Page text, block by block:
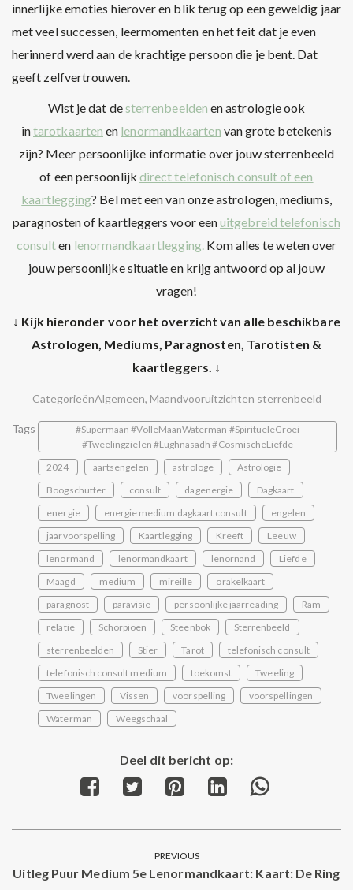
innerlijke emoties hierover en blik terug op een geweldig jaar
met veel successen, leermomenten en het feit dat je even
herinnerd werd aan de krachtige persoon die je bent. Dat
geeft zelfvertrouwen.
Wist je dat de sterrenbeelden en astrologie ook
intarotkaarten en lenormandkaarten van grote betekenis
zijn? Meer persoonlijke informatie over jouw sterrenbeeld
of een persoonlijk direct telefonisch consult of een
kaartlegging? Bel met een van onze astrologen, mediums,
paragnosten of kaartleggers voor eenuitgebreid telefonisch
consulten lenormandkaartlegging. Kom alles te weten over
jouw persoonlijke situatie en krijg antwoord op al jouw
vragen!
↓ Kijk hieronder voor het overzicht van alle beschikbare
Astrologen, Mediums, Paragnosten, Tarotisten &
kaartleggers. ↓
CategorieënAlgemeen, Maandvooruitzichten sterrenbeeld
Tags
#Supermaan #VolleMaanWaterman #SpiritueleGroei
#Tweelingzielen #Lughnasadh #CosmischeLiefde
2024
aartsengelen astrologe
Astrologie
Boogschutter
consult dagenergie
Dagkaart
energie
energie medium dagkaart consult
engelen
jaarvoorspelling
Kaartlegging Kreeft
Leeuw
lenormand
lenormandkaart lenornand
Liefde
Maagd
medium mireille
orakelkaart
paragnost
paravisie persoonlijke jaarreading
Ram
relatie
Schorpioen Steenbok
Sterrenbeeld
sterrenbeelden
Stier Tarot
telefonisch consult
telefonisch consult medium
toekomst
Tweeling
Tweelingen
Vissen voorspelling
voorspellingen
Waterman
Weegschaal
Deel dit bericht op:
Share
Facebook
Share
Twitter
Share
Pinterest
Share
LinkedInWhatsApp
navigation
PREVIOUS
Previous
Uitleg Puur Medium 5e Lenormandkaart: Kaart: De Ring